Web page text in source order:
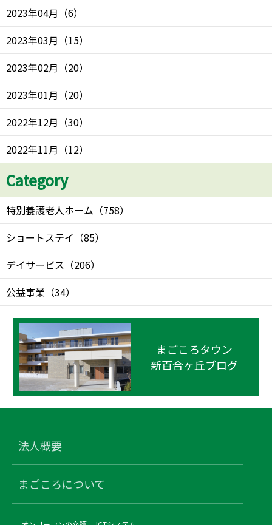
2023年04月 （6）
2023年03月 （15）
2023年02月 （20）
2023年01月 （20）
2022年12月 （30）
2022年11月 （12）
Category
特別養護老人ホーム （758）
ショートステイ （85）
デイサービス （206）
公益事業 （34）
まごころタウン
新百合ヶ丘ブログ
法人概要
まごころについて